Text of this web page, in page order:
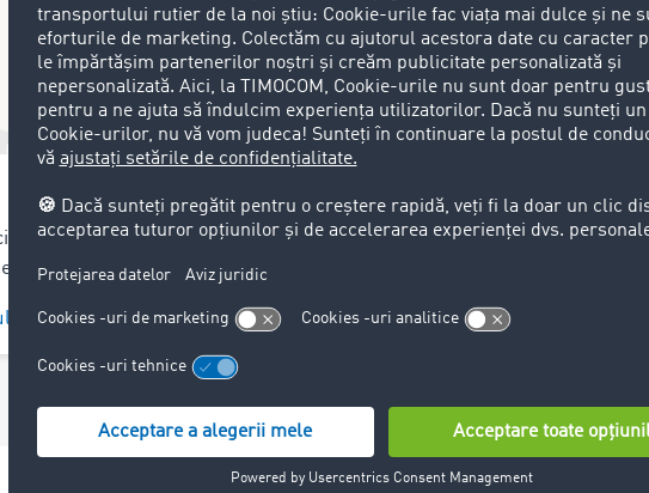
pentru
Franța 2026
>
Polonia
Restricții de circulație în
Polonia 2026
Aflați mai multe >